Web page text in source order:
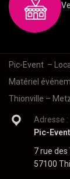
Pic-Event –
Matériel
Thionville –
Adresse :
Pic-Event
7 rue des
57100